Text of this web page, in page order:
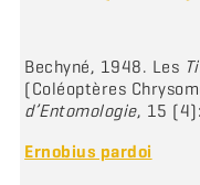
Bechyné, 1948. Les
(Coléoptères
d’Entomologie, 15
Ernobius pardoi